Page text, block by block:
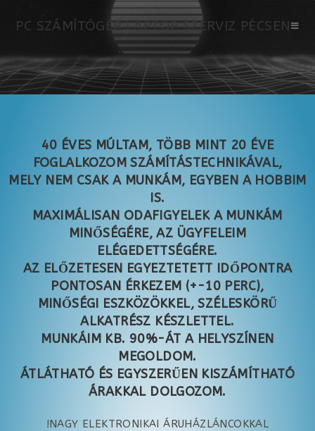
PC SZÁMÍTÓGÉP LAPTOP SZERVIZ PÉCSEN
40 ÉVES MÚLTAM, TÖBB MINT 20 ÉVE
FOGLALKOZOM SZÁMÍTÁSTECHNIKÁVAL,
MELY NEM CSAK A MUNKÁM, EGYBEN A HOBBIM
IS.
MAXIMÁLISAN ODAFIGYELEK A MUNKÁM
MINŐSÉGÉRE, AZ ÜGYFELEIM
ELÉGEDETTSÉGÉRE.
AZ ELŐZETESEN EGYEZTETETT IDŐPONTRA
PONTOSAN ÉRKEZEM (+-10 PERC),
MINŐSÉGI ESZKÖZÖKKEL, SZÉLESKÖRŰ
ALKATRÉSZ KÉSZLETTEL.
MUNKÁIM KB. 90%-ÁT A HELYSZÍNEN
MEGOLDOM.
ÁTLÁTHATÓ ÉS EGYSZERŰEN KISZÁMÍTHATÓ
ÁRAKKAL DOLGOZOM.
!NAGY ELEKTRONIKAI ÁRUHÁZLÁNCOKKAL